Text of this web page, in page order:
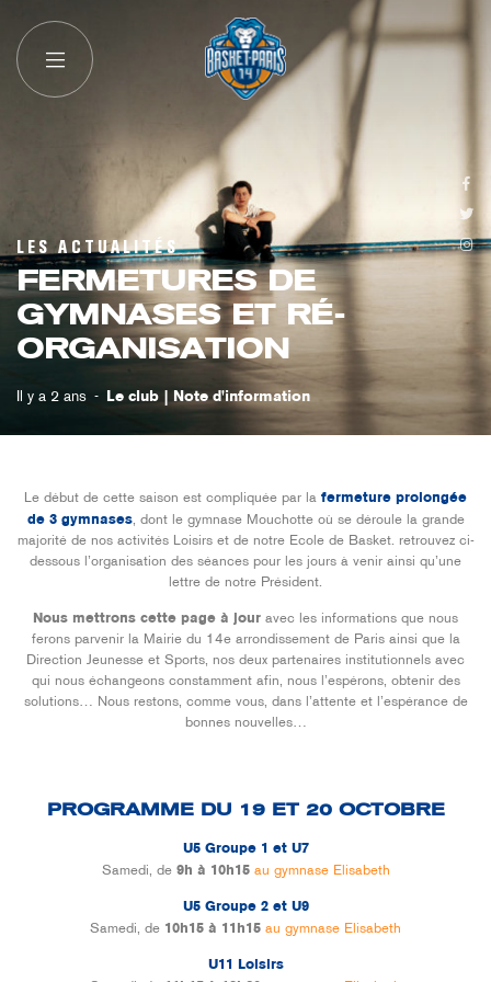
LES ACTUALITÉS
FERMETURES DE
GYMNASES ET RÉ-
ORGANISATION
Il y a 2 ans Le club Note d'information
Le début de cette saison est compliquée par la fermeture prolongée
de 3 gymnases, dont le gymnase Mouchotte où se déroule la grande
majorité de nos activités Loisirs et de notre Ecole de Basket. retrouvez ci-
dessous l’organisation des séances pour les jours à venir ainsi qu’une
lettre de notre Président.
Nous mettrons cette page à jour avec les informations que nous
ferons parvenir la Mairie du 14e arrondissement de Paris ainsi que la
Direction Jeunesse et Sports, nos deux partenaires institutionnels avec
qui nous échangeons constamment afin, nous l’espérons, obtenir des
solutions… Nous restons, comme vous, dans l’attente et l’espérance de
bonnes nouvelles…
PROGRAMME DU 19 ET 20 OCTOBRE
U5 Groupe 1 et U7
Samedi, de9h à 10h15 au gymnase Elisabeth
U5 Groupe 2 et U9
Samedi, de 10h15 à 11h15 au gymnase Elisabeth
U11 Loisirs